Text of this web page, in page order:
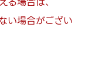
い場合がござい